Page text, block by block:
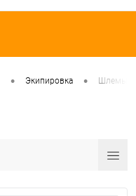
• Экипировка • Шлемы